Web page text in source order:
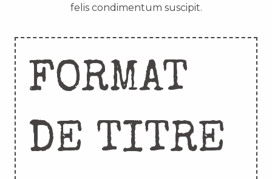
felis condimentum suscipit.
FORMAT
DE TITRE